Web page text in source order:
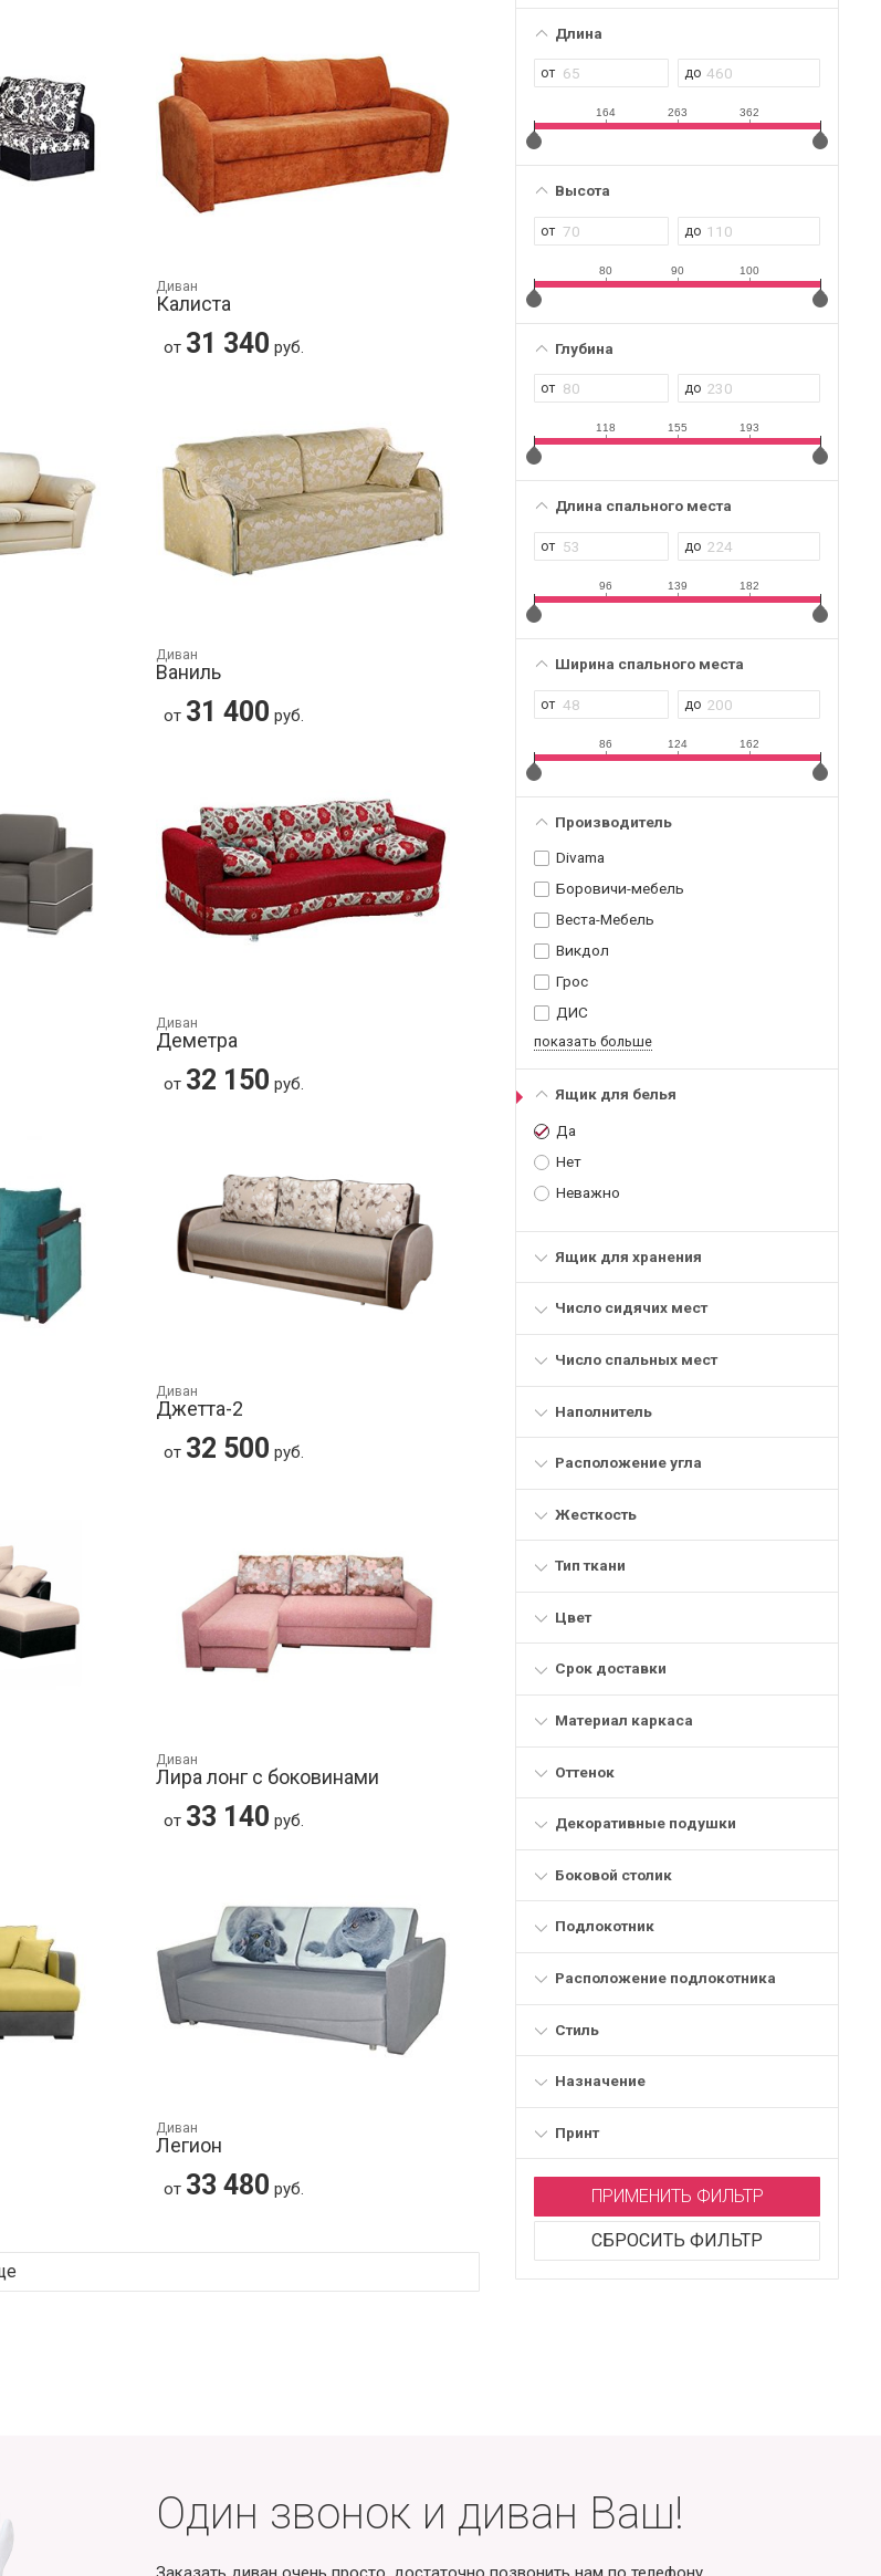
Длина
164 263 362
Высота
80 90 100
Глубина
118 155 193
Длина спального места
96 139 182
Ширина спального места
86 124 162
Производитель
Divama
Боровичи-мебель
Веста-Мебель
Викдол
Грос
ДИС
показать больше
Ящик для белья
Да
Нет
Неважно
Ящик для хранения
Число сидячих мест
Число спальных мест
Наполнитель
Расположение угла
Жесткость
Тип ткани
Цвет
Срок доставки
Материал каркаса
Оттенок
Декоративные подушки
Боковой столик
Подлокотник
Расположение подлокотника
Стиль
Назначение
Принт
ПРИМЕНИТЬ ФИЛЬТР
СБРОСИТЬ ФИЛЬТР
Диван
Калиста
от 31 340 руб.
Диван
Ваниль
от 31 400 руб.
Диван
Деметра
от 32 150 руб.
Диван
Джетта-2
от 32 500 руб.
Диван
Лира лонг с боковинами
от 33 140 руб.
Диван
Легион
от 33 480 руб.
Один звонок и диван Ваш!